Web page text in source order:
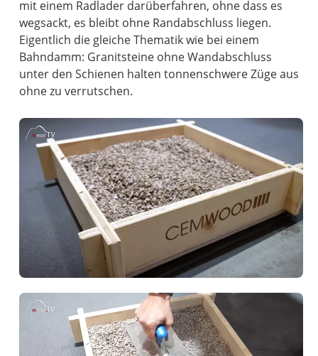
mit einem Radlader darüberfahren, ohne dass es
wegsackt, es bleibt ohne Randabschluss liegen.
Eigentlich die gleiche Thematik wie bei einem
Bahndamm: Granitsteine ohne Wandabschluss
unter den Schienen halten tonnenschwere Züge aus
ohne zu verrutschen.